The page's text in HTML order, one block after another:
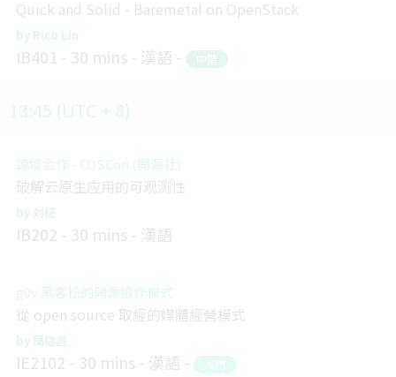
Quick and Solid - Baremetal on OpenStack
Rico Lin
IB401 30 mins 漢語 中階
跨境合作 - COSCon (開源社)
破解云原生应用的可观测性
刘征
IB202 30 mins 漢語
g0v 黑客松的開源協作模式
從 open source 取經的媒體經營模式
簡信昌
IE2102 30 mins 漢語 入門